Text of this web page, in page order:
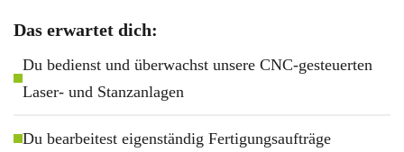
Das erwartet dich:
Du bedienst und überwachst unsere CNC-gesteuerten
Laser- und Stanzanlagen
Du bearbeitest eigenständig Fertigungsaufträge